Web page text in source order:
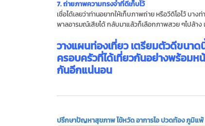
7. ถ่ายภาพความทรงจำที่ดีเก็บไว้
เชื่อได้เลยว่าท่านอยากให้เก็บภาพถ่าย หรือวีดิโอไว้ บา
พาลอารมณ์เสียได้ กลับมาแล้วก็เลือกภาพสวย ๆไปล้าง
วางแผนท่องเที่ยว เตรียมตัวดีขนา
ครอบครัวที่ได้เที่ยวกันอย่างพร้อมห
กันอีกแน่นอน
ปรึกษาปัญหาสุขภาพ ไข้หวัด อาการไอ ปวดท้อง ภูมิแพ้